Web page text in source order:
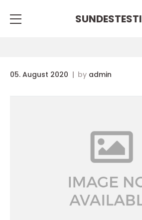
05. August 2020 by admin